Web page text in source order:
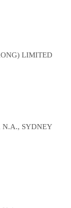
LIMITED
N.A., SYDNEY